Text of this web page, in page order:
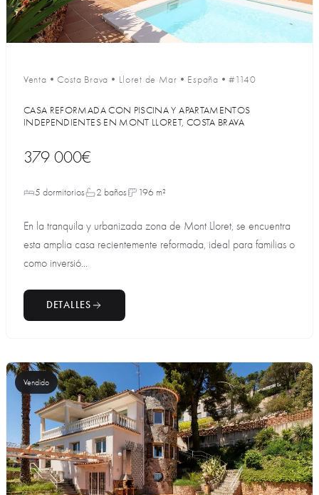
Venta •Costa Brava • Lloret de Mar • España •#1140
CASA REFORMADA CON PISCINA Y APARTAMENTOS
INDEPENDIENTES EN MONT LLORET, COSTA BRAVA
379 000€
5 dormitorios 2 baños 196 m²
En la tranquila y urbanizada zona de Mont Lloret, se encuentra
esta amplia casa recientemente reformada, ideal para familias o
como inversió...
DETALLES
Vendido